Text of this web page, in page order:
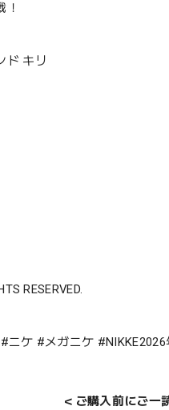
！
ド キリ
RESERVED.
ニケ #メガニケ
＜ご購入前にご一